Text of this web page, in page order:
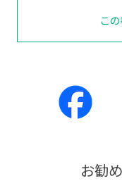
こ
お勧